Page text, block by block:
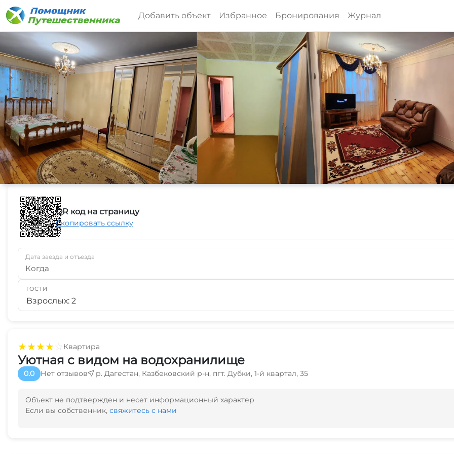
Добавить объект Избранное Бронирования Журнал
★★★★☆Квартира
Уютная с видом на водохранилище
0.0 Нет отзывов р. Дагестан, Казбековский р-н, пгт. Дубки, 1-й квартал, 35
Объект не подтвержден и несет информационный характер
Если вы собственник, свяжитесь с нами
QR код на страницу
Скопировать ссылку
Дата заезда и отъезда
Когда
ГОСТИ
Взрослых: 2